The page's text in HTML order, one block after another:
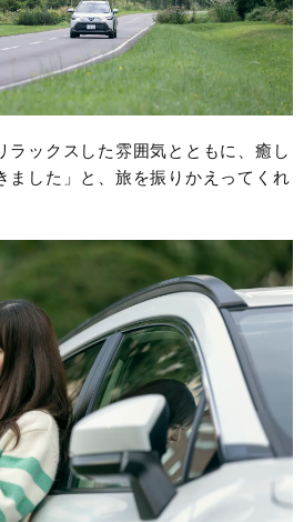
ラックスした雰囲気とともに、癒し
ました」と、旅を振りかえってくれ